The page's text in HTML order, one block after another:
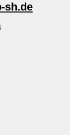
sh.de